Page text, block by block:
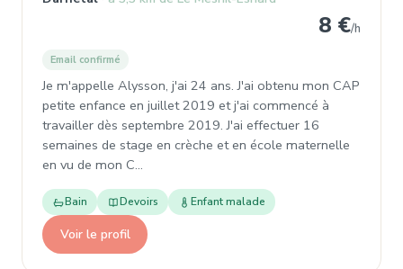
8 €/h
Email confirmé
Je m'appelle Alysson, j'ai 24 ans. J'ai obtenu mon CAP
petite enfance en juillet 2019 et j'ai commencé à
travailler dès septembre 2019. J'ai effectuer 16
semaines de stage en crèche et en école maternelle
en vu de mon C…
Bain Devoirs Enfant malade
Voir le profil